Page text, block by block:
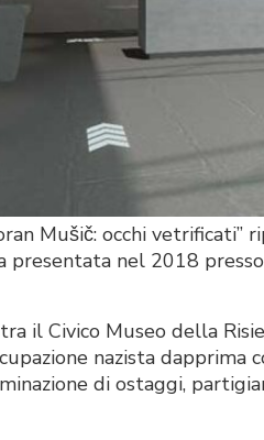
Mušič: occhi
presentata nel 2018
il Civico Museo della
nazista
di ostaggi,